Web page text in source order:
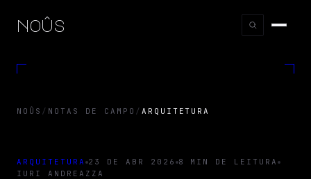
noûs
NOÛS / NOTAS DE CAMPO / ARQUITETURA
ARQUITETURA 23 DE ABR 2026 8 MIN DE LEITURA
IURI ANDREAZZA